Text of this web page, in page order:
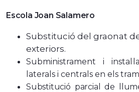
Escola Joan Salamero
Substitució del graonat
exteriors.
Subministrament i
laterals i centrals en els
Substitució parcial de